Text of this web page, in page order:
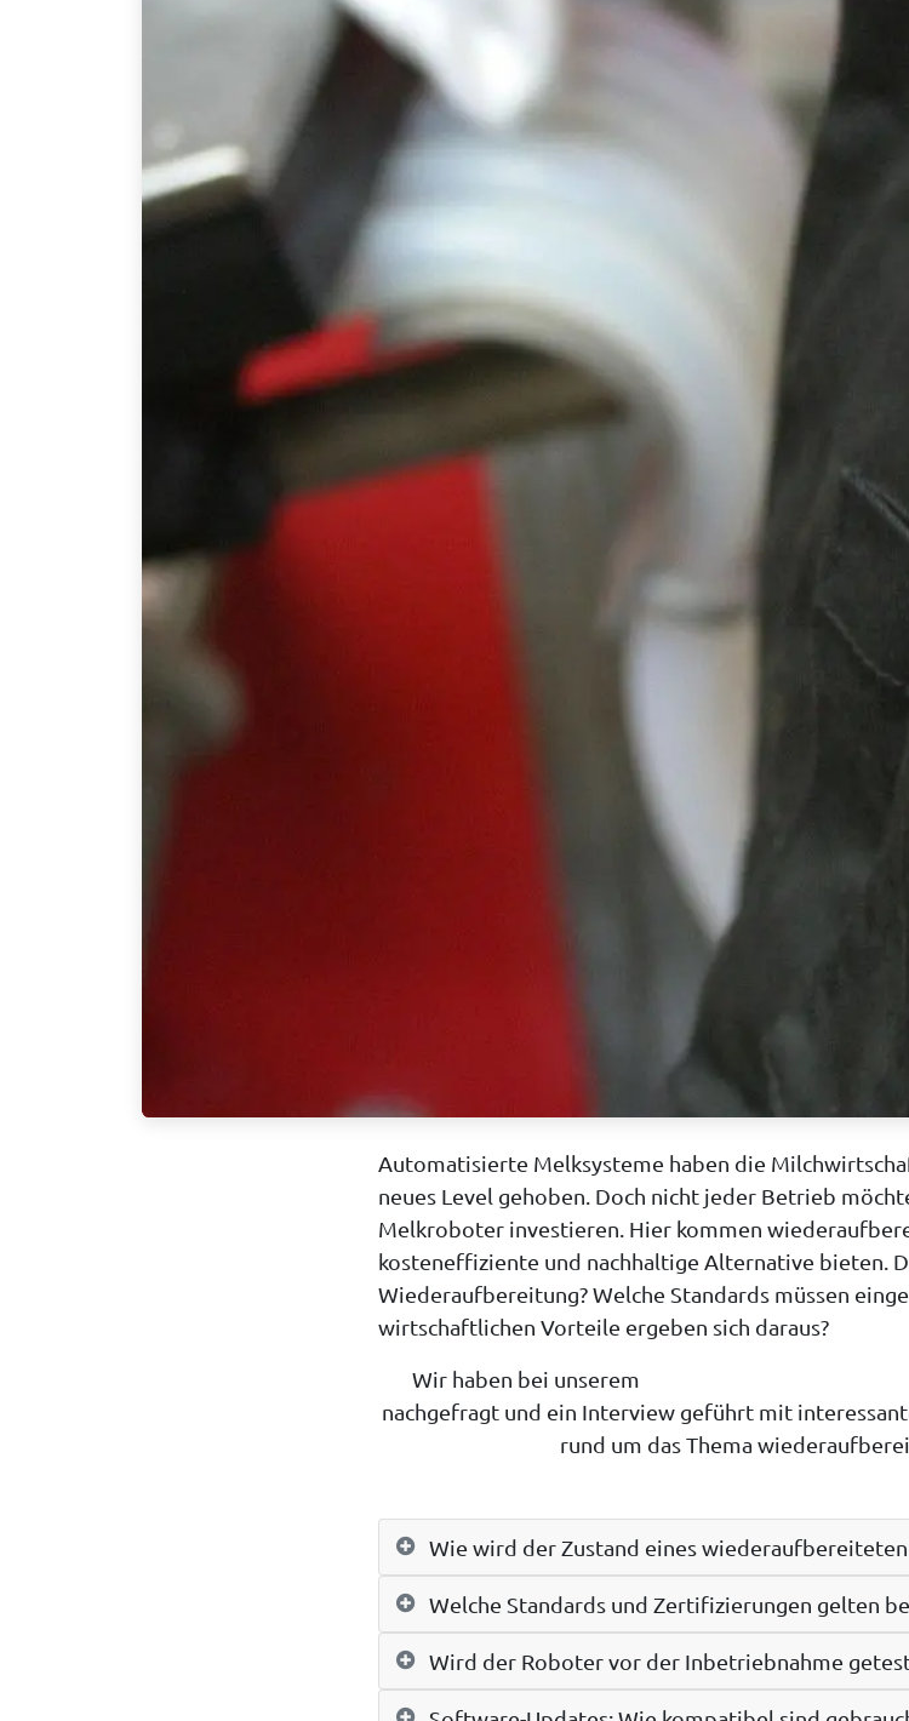
Automatisierte Melksysteme haben die
neues Level gehoben. Doch nicht jeder Betrieb
Melkroboter investieren. Hier kommen
kosteneffiziente und nachhaltige Alternative bieten.
Wiederaufbereitung? Welche Standards müssen
wirtschaftlichen Vorteile ergeben sich daraus?
Wir haben bei unserem
nachgefragt und ein Interview geführt mit
rund um das Thema
Wie wird der Zustand eines
Welche Standards und Zertifizierungen gelten
Wird der Roboter vor der Inbetriebnahme